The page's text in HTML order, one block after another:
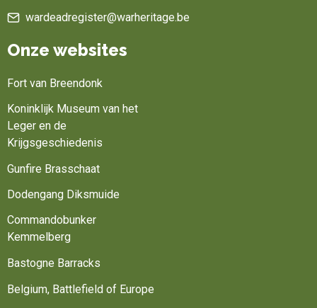
wardeadregister@warheritage.be
Onze websites
Fort van Breendonk
Koninklijk Museum van het
Leger en de
Krijgsgeschiedenis
Gunfire Brasschaat
Dodengang Diksmuide
Commandobunker
Kemmelberg
Bastogne Barracks
Belgium, Battlefield of Europe